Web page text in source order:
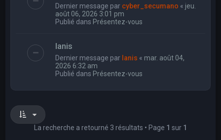
Dernier message par cyber_secumano « jeu.
août 06, 2026 3:01 pm
Publié dans Présentez-vous
Ianis
Dernier message par Ianis « mar. août 04,
2026 6:32 am
Publié dans Présentez-vous
La recherche a retourné 3 résultats • Page 1 sur 1